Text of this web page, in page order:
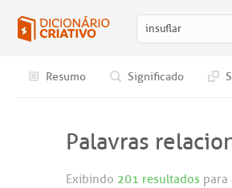
Resumo Significado
Palavras
Exibindo 201 resultados para